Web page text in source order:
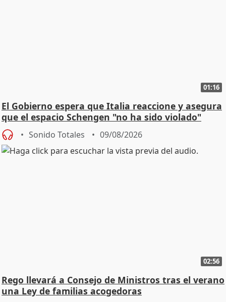
01:16
El Gobierno espera que Italia reaccione y asegura
que el espacio Schengen "no ha sido violado"
Sonido Totales 09/08/2026
02:56
Rego llevará a Consejo de Ministros tras el verano
una Ley de familias acogedoras